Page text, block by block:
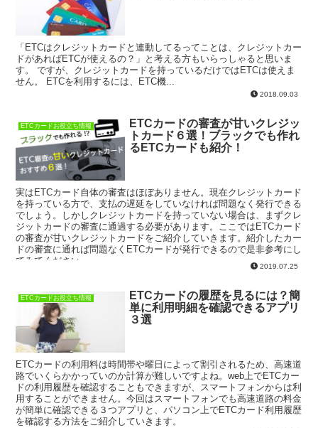
「ETCはクレジットカードと連動してるってことは、クレジットカー
ドがあればETCが使えるの？」と考える方もいらっしゃると思いま
す。 ですが、クレジットカードを持っているだけではETCは使えま
せん。 ETCを利用するには、ETC機...
2018.09.03
ETCカードお役立ち情報
ETCカードの審査が甘いクレジッ
トカード６選！ブラックでも作れ
るETCカードも紹介！
実はETCカード自体の審査はほぼありません。現在クレジットカード
を持っている方で、支払の遅延をしていなければ問題なく発行できる
でしょう。しかしクレジットカードを持っていない場合は、まずクレ
ジットカードの審査に通過する必要があります。ここではETCカード
の審査が甘いクレジットカードをご紹介していきます。紹介したカー
ドの審査に通れば問題なくETCカードが発行できるので是非参考にし
てみてください。
2019.07.25
ETCカードお役立ち情報
ETCカードの履歴を見るには？簡
単に利用明細を確認できるアプリ
３選
ETCカードの利用料は時間帯や曜日によって割引されるため、高速道
路でいくらかかっていのか計算が難しいですよね。web上でETCカー
ドの利用履歴を確認することもできますが、スマートフォンからは利
用することができません。今回はスマートフォンでも高速道路の料金
が簡単に確認できる３つアプリと、パソコン上でETCカード利用履歴
を確認する方法をご紹介していきます。